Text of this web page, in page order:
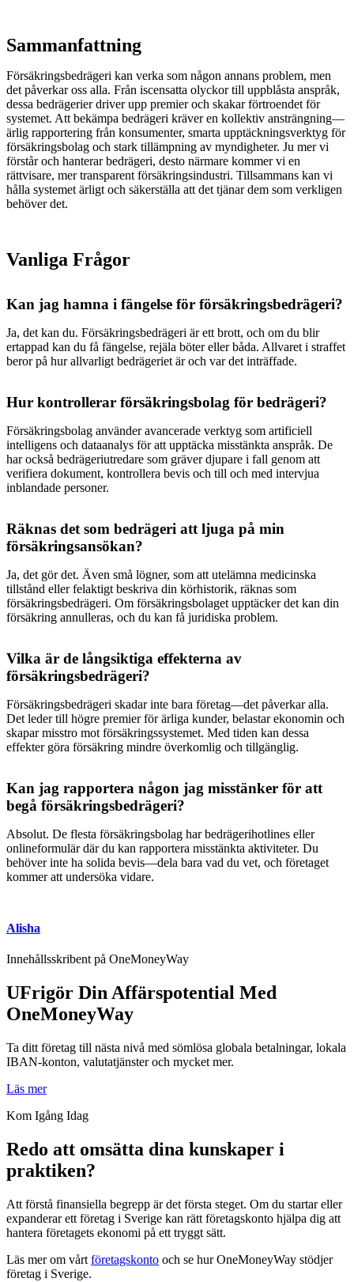
Sammanfattning
Försäkringsbedrägeri kan verka som någon annans problem, men
det påverkar oss alla. Från iscensatta olyckor till uppblåsta anspråk,
dessa bedrägerier driver upp premier och skakar förtroendet för
systemet. Att bekämpa bedrägeri kräver en kollektiv ansträngning—
ärlig rapportering från konsumenter, smarta upptäckningsverktyg för
försäkringsbolag och stark tillämpning av myndigheter. Ju mer vi
förstår och hanterar bedrägeri, desto närmare kommer vi en
rättvisare, mer transparent försäkringsindustri. Tillsammans kan vi
hålla systemet ärligt och säkerställa att det tjänar dem som verkligen
behöver det.
Vanliga Frågor
Kan jag hamna i fängelse för försäkringsbedrägeri?
Ja, det kan du. Försäkringsbedrägeri är ett brott, och om du blir
ertappad kan du få fängelse, rejäla böter eller båda. Allvaret i straffet
beror på hur allvarligt bedrägeriet är och var det inträffade.
Hur kontrollerar försäkringsbolag för bedrägeri?
Försäkringsbolag använder avancerade verktyg som artificiell
intelligens och dataanalys för att upptäcka misstänkta anspråk. De
har också bedrägeriutredare som gräver djupare i fall genom att
verifiera dokument, kontrollera bevis och till och med intervjua
inblandade personer.
Räknas det som bedrägeri att ljuga på min
försäkringsansökan?
Ja, det gör det. Även små lögner, som att utelämna medicinska
tillstånd eller felaktigt beskriva din körhistorik, räknas som
försäkringsbedrägeri. Om försäkringsbolaget upptäcker det kan din
försäkring annulleras, och du kan få juridiska problem.
Vilka är de långsiktiga effekterna av
försäkringsbedrägeri?
Försäkringsbedrägeri skadar inte bara företag—det påverkar alla.
Det leder till högre premier för ärliga kunder, belastar ekonomin och
skapar misstro mot försäkringssystemet. Med tiden kan dessa
effekter göra försäkring mindre överkomlig och tillgänglig.
Kan jag rapportera någon jag misstänker för att
begå försäkringsbedrägeri?
Absolut. De flesta försäkringsbolag har bedrägerihotlines eller
onlineformulär där du kan rapportera misstänkta aktiviteter. Du
behöver inte ha solida bevis—dela bara vad du vet, och företaget
kommer att undersöka vidare.
Alisha
Innehållsskribent på OneMoneyWay
UFrigör Din Affärspotential Med
OneMoneyWay
Ta ditt företag till nästa nivå med sömlösa globala betalningar, lokala
IBAN-konton, valutatjänster och mycket mer.
Läs mer
Kom Igång Idag
Redo att omsätta dina kunskaper i
praktiken?
Att förstå finansiella begrepp är det första steget. Om du startar eller
expanderar ett företag i Sverige kan rätt företagskonto hjälpa dig att
hantera företagets ekonomi på ett tryggt sätt.
Läs mer om vårt företagskonto och se hur OneMoneyWay stödjer
företag i Sverige.